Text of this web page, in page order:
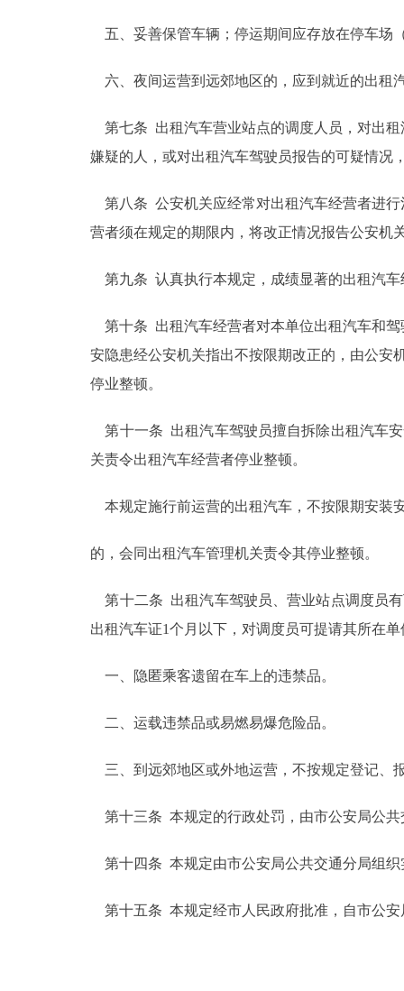
五、妥善保管车辆；停运期间应存放在停车场
六、夜间运营到远郊地区的，应到就近的出租
第七条 出租汽车营业站点的调度人员，对出租
嫌疑的人，或对出租汽车驾驶员报告的可疑情况
第八条 公安机关应经常对出租汽车经营者进行
营者须在规定的期限内，将改正情况报告公安机
第九条 认真执行本规定，成绩显著的出租汽
第十条 出租汽车经营者对本单位出租汽车和驾
安隐患经公安机关指出不按限期改正的，由公安
停业整顿。
第十一条 出租汽车驾驶员擅自拆除出租汽车
关责令出租汽车经营者停业整顿。
本规定施行前运营的出租汽车，不按限期安装
的，会同出租汽车管理机关责令其停业整顿。
第十二条 出租汽车驾驶员、营业站点调度员
出租汽车证1个月以下，对调度员可提请其所在
一、隐匿乘客遗留在车上的违禁品。
二、运载违禁品或易燃易爆危险品。
三、到远郊地区或外地运营，不按规定登记、
第十三条 本规定的行政处罚，由市公安局公共
第十四条 本规定由市公安局公共交通分局组
第十五条 本规定经市人民政府批准，自市公安